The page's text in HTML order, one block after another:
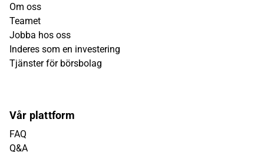
Om oss
Teamet
Jobba hos oss
Inderes som en investering
Tjänster för börsbolag
Vår plattform
FAQ
Q&A